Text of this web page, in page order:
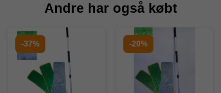
Andre har også købt
-37% -20%